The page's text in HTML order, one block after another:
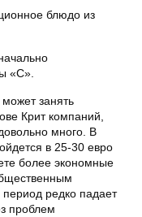
блюдо из
«С».
занять
Крит компаний,
много. В
в 25-30 евро
более экономные
редко падает
проблем